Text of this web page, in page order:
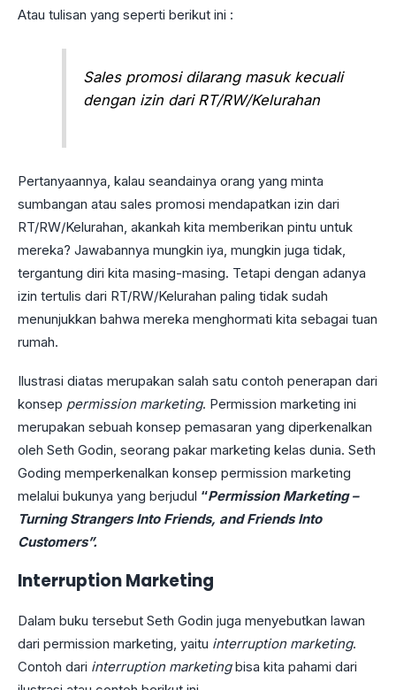
Atau tulisan yang seperti berikut ini :
Sales promosi dilarang masuk kecuali
dengan izin dari RT/RW/Kelurahan
Pertanyaannya, kalau seandainya orang yang minta
sumbangan atau sales promosi mendapatkan izin dari
RT/RW/Kelurahan, akankah kita memberikan pintu untuk
mereka? Jawabannya mungkin iya, mungkin juga tidak,
tergantung diri kita masing-masing. Tetapi dengan adanya
izin tertulis dari RT/RW/Kelurahan paling tidak sudah
menunjukkan bahwa mereka menghormati kita sebagai tuan
rumah.
Ilustrasi diatas merupakan salah satu contoh penerapan dari
konsep permission marketing. Permission marketing ini
merupakan sebuah konsep pemasaran yang diperkenalkan
oleh Seth Godin, seorang pakar marketing kelas dunia. Seth
Goding memperkenalkan konsep permission marketing
melalui bukunya yang berjudul “Permission Marketing –
Turning Strangers Into Friends, and Friends Into
Customers”.
Interruption Marketing
Dalam buku tersebut Seth Godin juga menyebutkan lawan
dari permission marketing, yaitu interruption marketing.
Contoh dari interruption marketingbisa kita pahami dari